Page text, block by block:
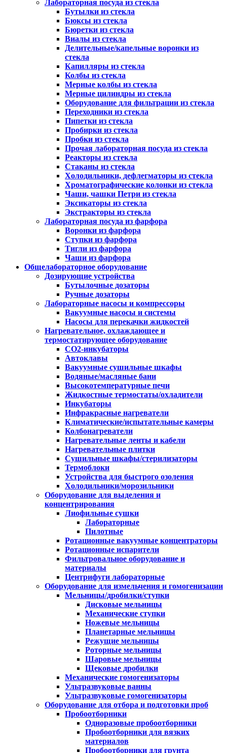
Лабораторная посуда из стекла
Бутылки из стекла
Бюксы из стекла
Бюретки из стекла
Виалы из стекла
Делительные/капельные воронки из
стекла
Капилляры из стекла
Колбы из стекла
Мерные колбы из стекла
Мерные цилиндры из стекла
Оборудование для фильтрации из стекла
Переходники из стекла
Пипетки из стекла
Пробирки из стекла
Пробки из стекла
Прочая лабораторная посуда из стекла
Реакторы из стекла
Стаканы из стекла
Холодильники, дефлегматоры из стекла
Хроматографические колонки из стекла
Чаши, чашки Петри из стекла
Эксикаторы из стекла
Экстракторы из стекла
Лабораторная посуда из фарфора
Воронки из фарфора
Ступки из фарфора
Тигли из фарфора
Чаши из фарфора
Общелабораторное оборудование
Дозирующие устройства
Бутылочные дозаторы
Ручные дозаторы
Лабораторные насосы и компрессоры
Вакуумные насосы и системы
Насосы для перекачки жидкостей
Нагревательное, охлаждающее и
термостатирующее оборудование
CO2-инкубаторы
Автоклавы
Вакуумные сушильные шкафы
Водяные/масляные бани
Высокотемпературные печи
Жидкостные термостаты/охладители
Инкубаторы
Инфракрасные нагреватели
Климатические/испытательные камеры
Колбонагреватели
Нагревательные ленты и кабели
Нагревательные плитки
Сушильные шкафы/стерилизаторы
Термоблоки
Устройства для быстрого озоления
Холодильники/морозильники
Оборудование для выделения и
концентрирования
Лиофильные сушки
Лабораторные
Пилотные
Ротационные вакуумные концентраторы
Ротационные испарители
Фильтровальное оборудование и
материалы
Центрифуги лабораторные
Оборудование для измельчения и гомогенизации
Мельницы/дробилки/ступки
Дисковые мельницы
Механические ступки
Ножевые мельницы
Планетарные мельницы
Режущие мельницы
Роторные мельницы
Шаровые мельницы
Щековые дробилки
Механические гомогенизаторы
Ультразвуковые ванны
Ультразвуковые гомогенизаторы
Оборудование для отбора и подготовки проб
Пробоотборники
Одноразовые пробоотборники
Пробоотборники для вязких
материалов
Пробоотборники для грунта